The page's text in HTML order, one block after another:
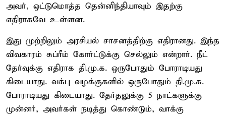
அவர், ஒட்டுமொத்த தென்னிந்தியாவும் இதற்கு
எதிராகவே உள்ளன.
இது முற்றிலும் அரசியல் சாசனத்திற்கு எதிரானது. இந்த
விவகாரம் சுப்ரீம் கோர்ட்டுக்கு செல்லும் என்றார். நீட்
தேர்வுக்கு எதிராக தி.மு.க. ஒருபோதும் போராடியது
கிடையாது. வக்பு வழக்குகளில் ஒருபோதும் தி.மு.க.
போராடியது கிடையாது. தேர்தலுக்கு 5 நாட்களுக்கு
முன்னர், அவர்கள் நடித்து கொண்டும், வாக்கு